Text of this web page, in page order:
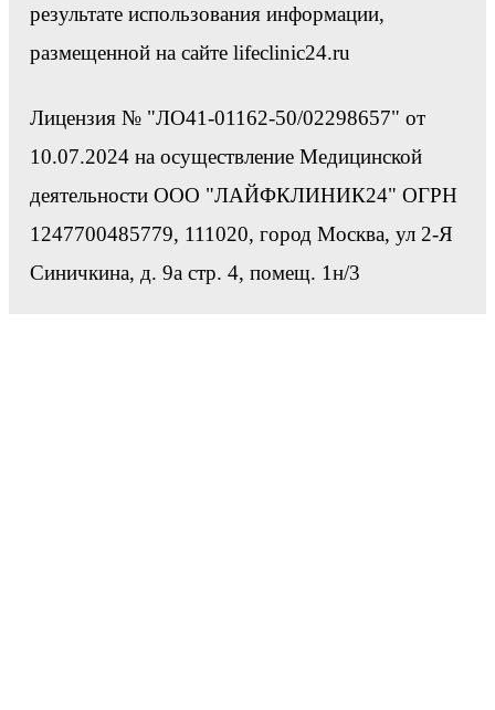
результате использования информации,
размещенной на сайте lifeclinic24.ru
Лицензия № "ЛО41-01162-50/02298657" от
10.07.2024 на осуществление Медицинской
деятельности ООО "ЛАЙФКЛИНИК24" ОГРН
1247700485779, 111020, город Москва, ул 2-Я
Синичкина, д. 9а стр. 4, помещ. 1н/3